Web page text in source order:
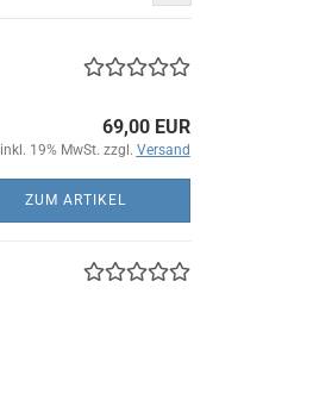
69,00 EUR
inkl. 19% MwSt. zzgl. Versand
ZUM ARTIKEL